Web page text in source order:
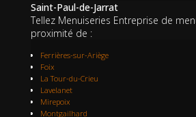
Saint-Paul-de-Jarrat
Tellez Menuiseries Entreprise de
proximité de :
Ferrières-sur-Ariège
Foix
La Tour-du-Crieu
Lavelanet
Mirepoix
Montgailhard